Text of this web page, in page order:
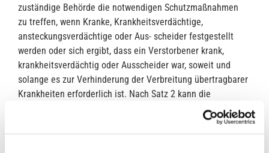
zuständige Behörde die notwendigen Schutzmaßnahmen
zu treffen, wenn Kranke, Krankheitsverdächtige,
ansteckungsverdächtige oder Aus- scheider festgestellt
werden oder sich ergibt, dass ein Verstorbener krank,
krankheitsverdächtig oder Ausscheider war, soweit und
solange es zur Verhinderung der Verbreitung übertragbarer
Krankheiten erforderlich ist. Nach Satz 2 kann die
zuständige Behörde Veranstaltungen oder sonstige
Ansammlungen von Menschen beschränken o- der
verbieten und Badeanstalten oder in § 33 genannte